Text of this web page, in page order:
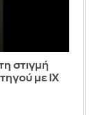
στιγμή
με ΙΧ